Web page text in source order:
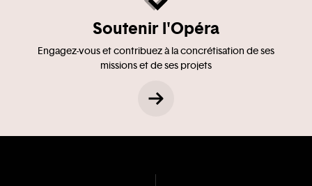
Soutenir l'Opéra
Engagez-vous et contribuez à la concrétisation de ses
missions et de ses projets